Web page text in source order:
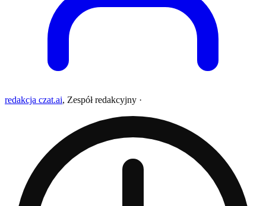
redakcja czat.ai, Zespół redakcyjny ·